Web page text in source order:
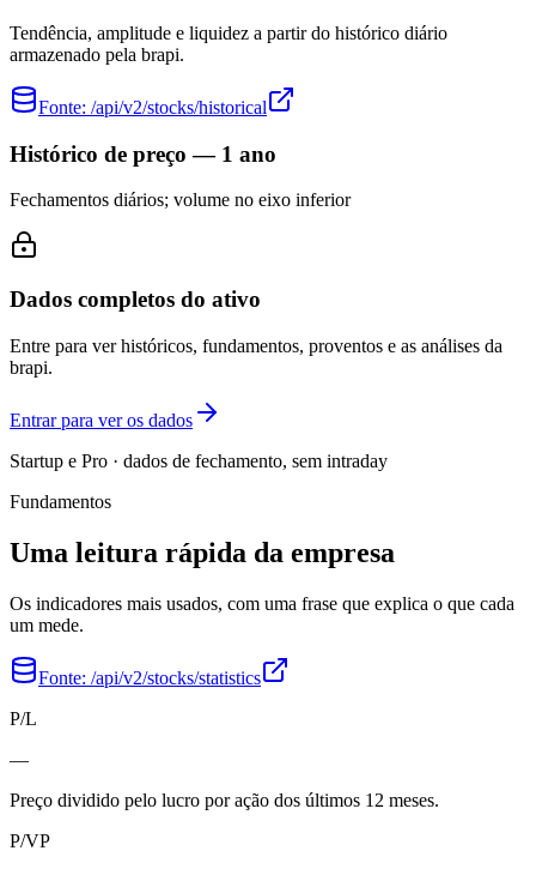
Tendência, amplitude e liquidez a partir do histórico diário
armazenado pela brapi.
Fonte: /api/v2/stocks/historical
Histórico de preço — 1 ano
Fechamentos diários; volume no eixo inferior
Dados completos do ativo
Entre para ver históricos, fundamentos, proventos e as análises da
brapi.
Entrar para ver os dados
Startup e Pro · dados de fechamento, sem intraday
Fundamentos
Uma leitura rápida da empresa
Os indicadores mais usados, com uma frase que explica o que cada
um mede.
Fonte: /api/v2/stocks/statistics
P/L
—
Preço dividido pelo lucro por ação dos últimos 12 meses.
P/VP